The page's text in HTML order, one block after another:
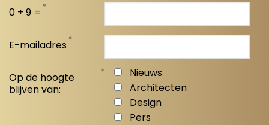
0 + 9 = *
E-mailadres *
Op de hoogte
blijven van:
*
Nieuws
Architecten
Design
Pers